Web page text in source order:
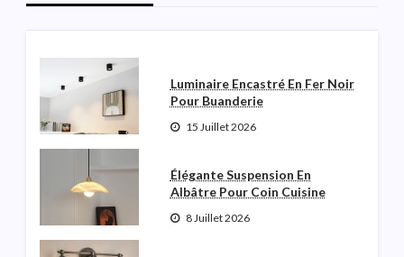
Robinette N Garceau
Luminaire Encastré En Fer Noir
Pour Buanderie
15 Juillet 2026
Élégante Suspension En
Albâtre Pour Coin Cuisine
8 Juillet 2026